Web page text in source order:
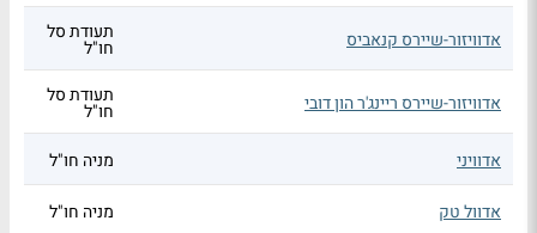
אדוויזור-שיירס קנאביס תעודת סל
חו"ל
אדוויזור-שיירס ריינג'ר הון דובי תעודת סל
חו"ל
אדוויני
מניה חו"ל
אדוול טק מניה חו"ל